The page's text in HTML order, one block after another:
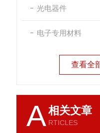
光电器件
电子专用材料
查看全
A相关文章
RTICLES